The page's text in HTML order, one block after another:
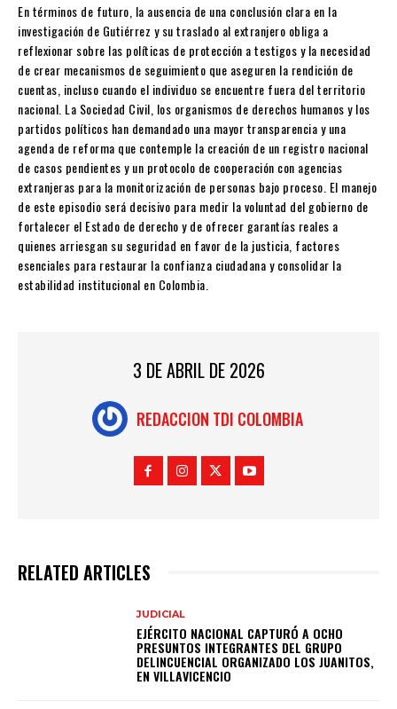
En términos de futuro, la ausencia de una conclusión clara en la
investigación de Gutiérrez y su traslado al extranjero obliga a
reflexionar sobre las políticas de protección a testigos y la necesidad
de crear mecanismos de seguimiento que aseguren la rendición de
cuentas, incluso cuando el individuo se encuentre fuera del territorio
nacional. La Sociedad Civil, los organismos de derechos humanos y los
partidos políticos han demandado una mayor transparencia y una
agenda de reforma que contemple la creación de un registro nacional
de casos pendientes y un protocolo de cooperación con agencias
extranjeras para la monitorización de personas bajo proceso. El manejo
de este episodio será decisivo para medir la voluntad del gobierno de
fortalecer el Estado de derecho y de ofrecer garantías reales a
quienes arriesgan su seguridad en favor de la justicia, factores
esenciales para restaurar la confianza ciudadana y consolidar la
estabilidad institucional en Colombia.
3 DE ABRIL DE 2026
REDACCION TDI COLOMBIA
RELATED ARTICLES
JUDICIAL
EJÉRCITO NACIONAL CAPTURÓ A OCHO
PRESUNTOS INTEGRANTES DEL GRUPO
DELINCUENCIAL ORGANIZADO LOS JUANITOS,
EN VILLAVICENCIO